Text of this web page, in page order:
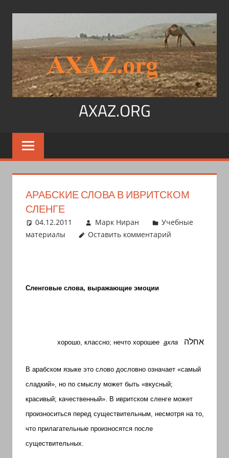
содержимому
AXAZ.ORG
Арабский
язык,
арамейский.
читать
арабском,
иврите
иврите
арамейском.
Кулинарные
новости
АРАБСКИЕ СЛОВА В ИВРИТСКОМ
СЛЕНГЕ
04.12.2011 Марк Ниран
Учебные
материалы
Оставить комментарий
Сленговые слова, выражающие эмоции
אחלה хорошо, классно; нечто хорошее ахла
В арабском языке это слово дословно означает «самый
сладкий», но по смыслу может быть «вкусный;
красивый; качественный». В ивритском сленге может
произноситься перед существительным, несмотря на то,
что прилагательные произносятся после
существительных.